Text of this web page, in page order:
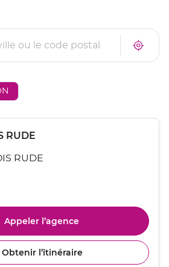
À
RUDE
RUDE
Appeler l’agence
Afficher
le
numéro
de
Obtenir l’itinéraire
jusqu'au